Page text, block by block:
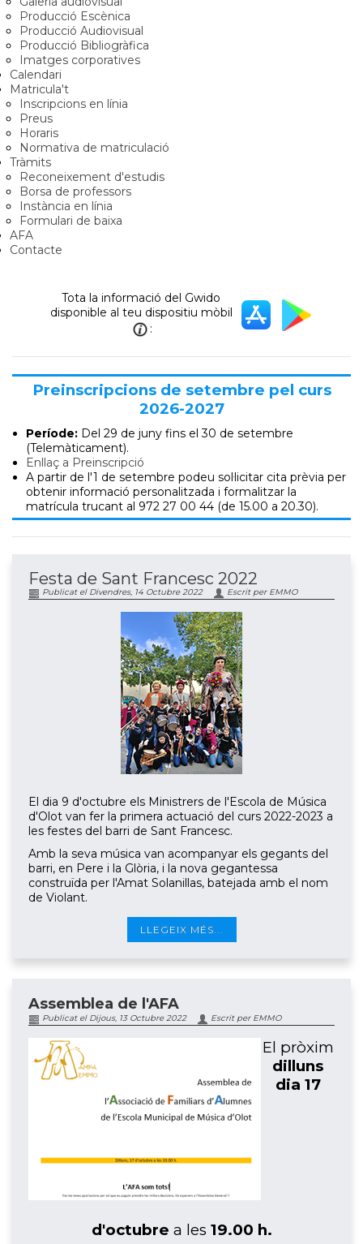
Producció Escènica
Producció Audiovisual
Producció Bibliogràfica
Imatges corporatives
Calendari
Matricula't
Inscripcions en línia
Preus
Horaris
Normativa de matriculació
Tràmits
Reconeixement d'estudis
Borsa de professors
Instància en línia
Formulari de baixa
AFA
Contacte
Tota la informació del Gwido
disponible al teu dispositiu mòbil
:
Preinscripcions de setembre pel curs
2026-2027
Període: Del 29 de juny fins el 30 de setembre
(Telemàticament).
Enllaç a Preinscripció
A partir de l'1 de setembre podeu sol·licitar cita prèvia per
obtenir informació personalitzada i formalitzar la
matrícula trucant al 972 27 00 44 (de 15.00 a 20.30).
Festa de Sant Francesc 2022
Publicat el Divendres, 14 Octubre 2022 Escrit per EMMO
El dia 9 d'octubre els Ministrers de l'Escola de Música
d'Olot van fer la primera actuació del curs 2022-2023 a
les festes del barri de Sant Francesc.
Amb la seva música van acompanyar els gegants del
barri, en Pere i la Glòria, i la nova gegantessa
construïda per l'Amat Solanillas, batejada amb el nom
de Violant.
LLEGEIX MÉS...
Assemblea de l'AFA
Publicat el Dijous, 13 Octubre 2022 Escrit per EMMO
El pròxim
dilluns
dia 17
d'octubre a les 19.00 h.